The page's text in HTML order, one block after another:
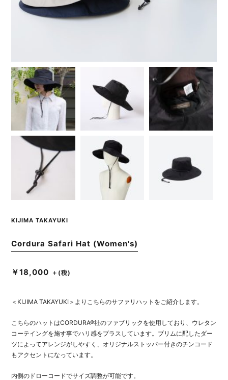
KIJIMA TAKAYUKI
Cordura Safari Hat (Women's)
￥18,000 ＋(税)
＜KIJIMA TAKAYUKI＞よりこちらのサファリハットをご紹介します。
こちらのハットはCORDURA®社のファブリックを使用しており、ウレタン
コーテイングを施す事でハリ感をプラスしています。ブリムに配したダー
ツによってアレンジがしやすく、オリジナルストッパー付きのチンコード
もアクセントになっています。
内側のドローコードでサイズ調整が可能です。